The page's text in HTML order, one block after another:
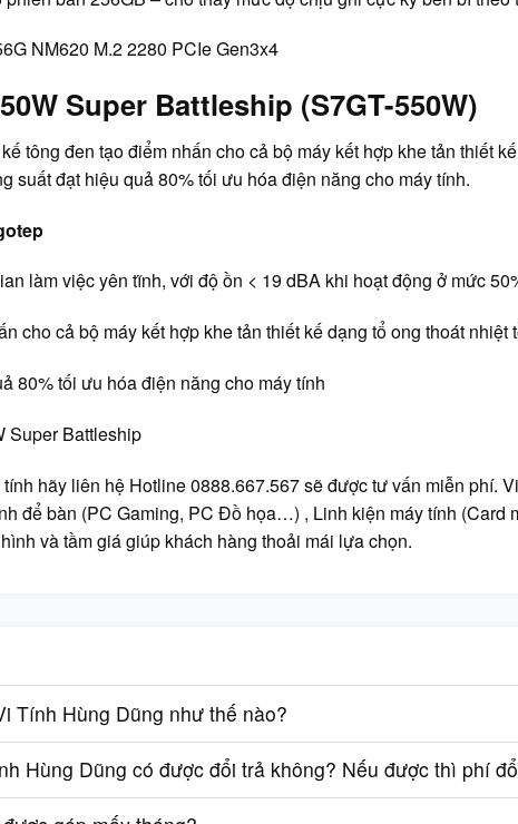
Super Battleship (S7GT-550W)
tông đen tạo điểm nhấn cho cả bộ máy kết hợp khe tản thiết
suất đạt hiệu quả 80% tối ưu hóa điện năng cho máy tính.
làm việc yên tĩnh, với độ ồn < 19 dBA khi hoạt động ở mức
cho cả bộ máy kết hợp khe tản thiết kế dạng tổ ong thoát nhiệt
80% tối ưu hóa điện năng cho máy tính
hãy liên hệ Hotline 0888.667.567 sẽ được tư vấn miễn phí.
để bàn (PC Gaming, PC Đồ họa…) , Linh kiện máy tính (Card
và tầm giá giúp khách hàng thoải mái lựa chọn.
Tính Hùng Dũng như thế nào?
Hùng Dũng có được đổi trả không? Nếu được thì phí